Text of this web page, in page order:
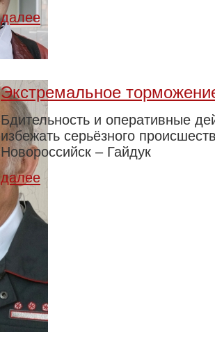
далее
Экстремальное
Бдительность и оперативные
избежать серьёзного
Новороссийск – Гайдук
далее